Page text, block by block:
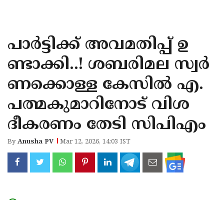
KANNUR
KASARAGOD
പാർട്ടിക്ക് അവമതിപ്പ് ഉ
ണ്ടാക്കി..! ശബരിമല സ്വർ
ണക്കൊള്ള കേസിൽ എ.
പത്മകുമാറിനോട് വിശ
ദീകരണം തേടി സിപിഎം
ByAnusha PV Mar 12, 2026, 14:03 IST